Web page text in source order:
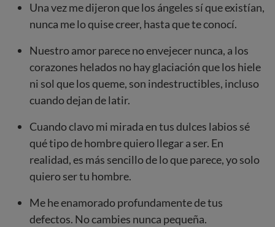
Una vez me dijeron que los ángeles sí que existían,
nunca me lo quise creer, hasta que te conocí.
Nuestro amor parece no envejecer nunca, a los
corazones helados no hay glaciación que los hiele
ni sol que los queme, son indestructibles, incluso
cuando dejan de latir.
Cuando clavo mi mirada en tus dulces labios sé
qué tipo de hombre quiero llegar a ser. En
realidad, es más sencillo de lo que parece, yo solo
quiero ser tu hombre.
Me he enamorado profundamente de tus
defectos. No cambies nunca pequeña.